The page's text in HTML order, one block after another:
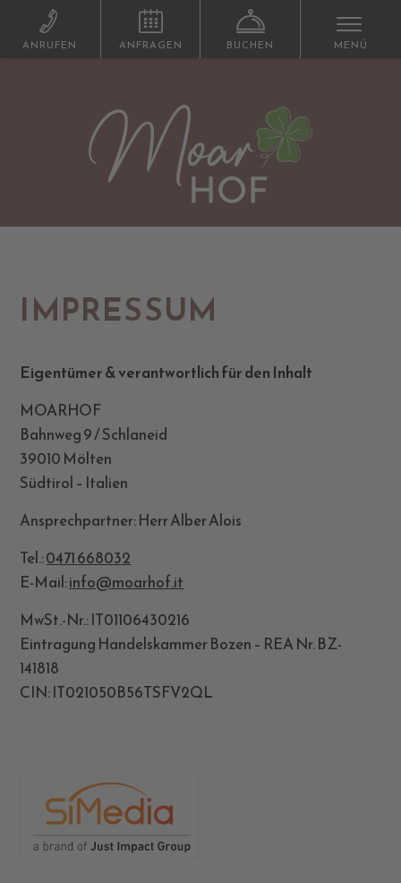
MENÜ
ANRUFEN ANFRAGEN BUCHEN
IMPRESSUM
Eigentümer & verantwortlich für den Inhalt
MOARHOF
Bahnweg 9 / Schlaneid
39010 Mölten
Südtirol – Italien
Ansprechpartner: Herr Alber Alois
Tel.:0471 668032
E-Mail:info@moarhof.it
MwSt.-Nr.: IT01106430216
Eintragung Handelskammer Bozen – REA Nr. BZ-
141818
CIN: IT021050B56TSFV2QL